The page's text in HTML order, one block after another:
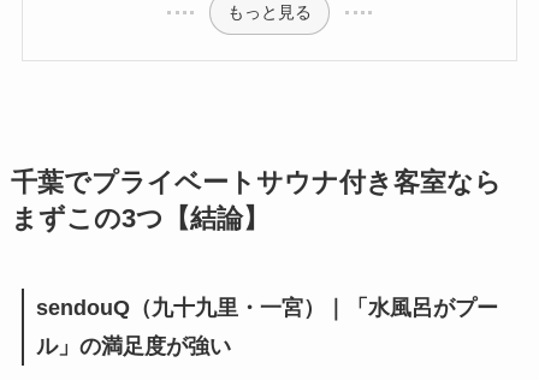
もっと見る
千葉でプライベートサウナ付き客室なら
まずこの3つ【結論】
sendouQ（九十九里・一宮）｜「水風呂がプー
ル」の満足度が強い